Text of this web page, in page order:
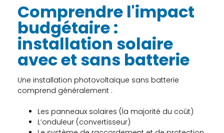
Comprendre l'impact
budgétaire :
installation solaire
avec et sans batterie
Une installation photovoltaïque sans batterie
comprend généralement :
Les panneaux solaires (la majorité du coût)
L’onduleur (convertisseur)